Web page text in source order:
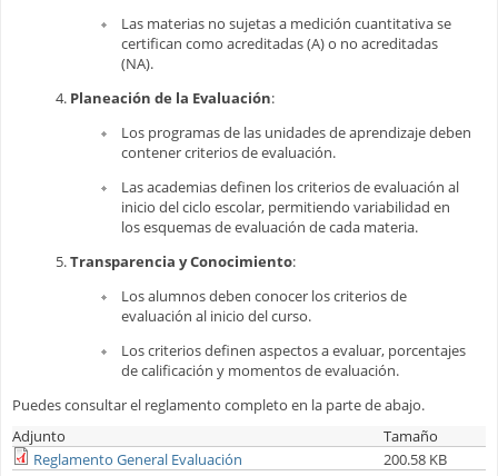
Las materias no sujetas a medición cuantitativa se
certifican como acreditadas (A) o no acreditadas
(NA).
Planeación de la Evaluación:
Los programas de las unidades de aprendizaje deben
contener criterios de evaluación.
Las academias definen los criterios de evaluación al
inicio del ciclo escolar, permitiendo variabilidad en
los esquemas de evaluación de cada materia.
Transparencia y Conocimiento:
Los alumnos deben conocer los criterios de
evaluación al inicio del curso.
Los criterios definen aspectos a evaluar, porcentajes
de calificación y momentos de evaluación.
Puedes consultar el reglamento completo en la parte de abajo.
Adjunto
Tamaño
Reglamento General Evaluación
200.58 KB